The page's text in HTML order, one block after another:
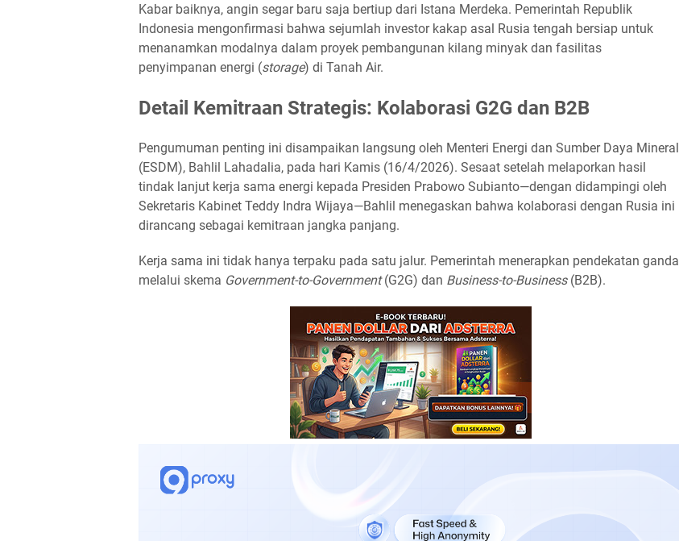
Kabar baiknya, angin segar baru saja bertiup dari Istana Merdeka. Pemerintah Republik
Indonesia mengonfirmasi bahwa sejumlah investor kakap asal Rusia tengah bersiap untuk
menanamkan modalnya dalam proyek pembangunan kilang minyak dan fasilitas
penyimpanan energi (storage) di Tanah Air.
Detail Kemitraan Strategis: Kolaborasi G2G dan B2B
Pengumuman penting ini disampaikan langsung oleh Menteri Energi dan Sumber Daya Mineral
(ESDM), Bahlil Lahadalia, pada hari Kamis (16/4/2026). Sesaat setelah melaporkan hasil
tindak lanjut kerja sama energi kepada Presiden Prabowo Subianto—dengan didampingi oleh
Sekretaris Kabinet Teddy Indra Wijaya—Bahlil menegaskan bahwa kolaborasi dengan Rusia ini
dirancang sebagai kemitraan jangka panjang.
Kerja sama ini tidak hanya terpaku pada satu jalur. Pemerintah menerapkan pendekatan ganda
melalui skema Government-to-Government(G2G) dan Business-to-Business(B2B).